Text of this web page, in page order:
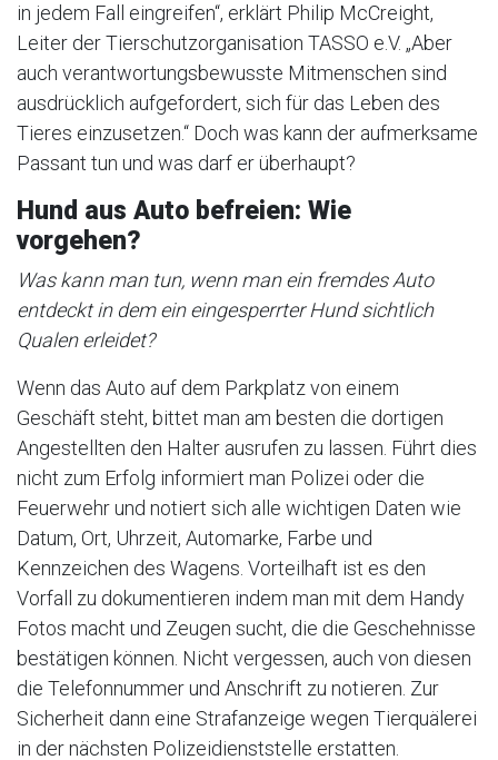
in jedem Fall eingreifen“, erklärt Philip McCreight,
Leiter der Tierschutzorganisation TASSO e.V. „Aber
auch verantwortungsbewusste Mitmenschen sind
ausdrücklich aufgefordert, sich für das Leben des
Tieres einzusetzen.“ Doch was kann der aufmerksame
Passant tun und was darf er überhaupt?
Hund aus Auto befreien: Wie
vorgehen?
Was kann man tun, wenn man ein fremdes Auto
entdeckt in dem ein eingesperrter Hund sichtlich
Qualen erleidet?
Wenn das Auto auf dem Parkplatz von einem
Geschäft steht, bittet man am besten die dortigen
Angestellten den Halter ausrufen zu lassen. Führt dies
nicht zum Erfolg informiert man Polizei oder die
Feuerwehr und notiert sich alle wichtigen Daten wie
Datum, Ort, Uhrzeit, Automarke, Farbe und
Kennzeichen des Wagens. Vorteilhaft ist es den
Vorfall zu dokumentieren indem man mit dem Handy
Fotos macht und Zeugen sucht, die die Geschehnisse
bestätigen können. Nicht vergessen, auch von diesen
die Telefonnummer und Anschrift zu notieren. Zur
Sicherheit dann eine Strafanzeige wegen Tierquälerei
in der nächsten Polizeidienststelle erstatten.